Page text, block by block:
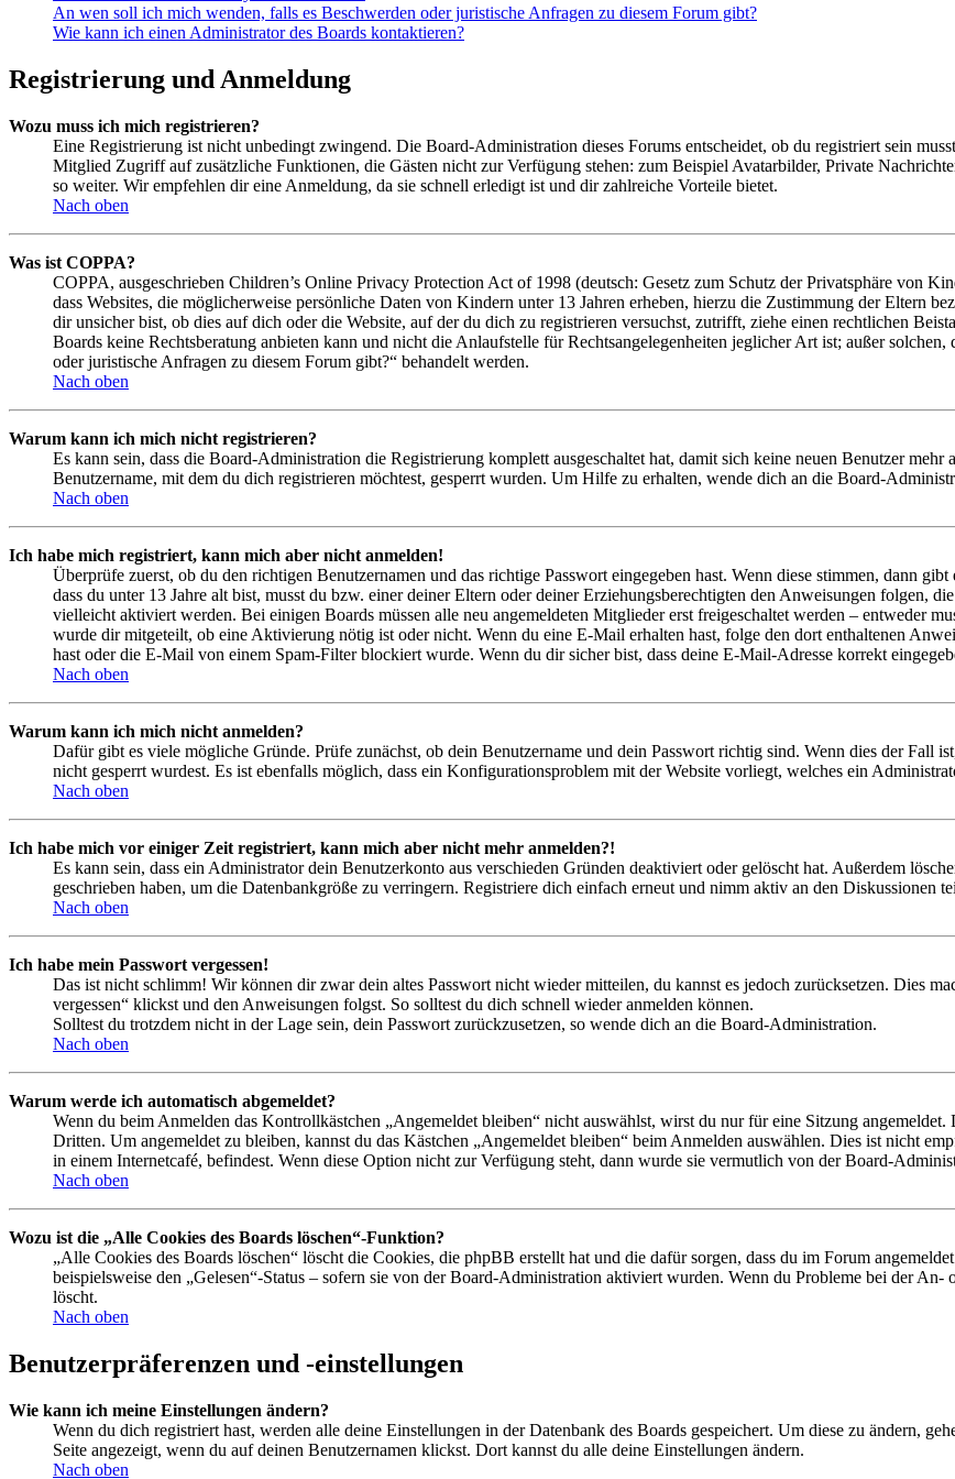
An wen soll ich mich wenden, falls es Beschwerden oder juristische Anfragen zu diesem Forum gibt?
Wie kann ich einen Administrator des Boards kontaktieren?
Registrierung und Anmeldung
Wozu muss ich mich registrieren?
Eine Registrierung ist nicht unbedingt zwingend. Die Board-Administration dieses Forums entscheidet, ob du registriert sein
Mitglied Zugriff auf zusätzliche Funktionen, die Gästen nicht zur Verfügung stehen: zum Beispiel Avatarbilder, Private
so weiter. Wir empfehlen dir eine Anmeldung, da sie schnell erledigt ist und dir zahlreiche Vorteile bietet.
Nach oben
Was ist COPPA?
COPPA, ausgeschrieben Children’s Online Privacy Protection Act of 1998 (deutsch: Gesetz zum Schutz der Privatsphäre von
dass Websites, die möglicherweise persönliche Daten von Kindern unter 13 Jahren erheben, hierzu die Zustimmung der Eltern
dir unsicher bist, ob dies auf dich oder die Website, auf der du dich zu registrieren versuchst, zutrifft, ziehe einen rechtlichen
Boards keine Rechtsberatung anbieten kann und nicht die Anlaufstelle für Rechtsangelegenheiten jeglicher Art ist; außer
oder juristische Anfragen zu diesem Forum gibt?“ behandelt werden.
Nach oben
Warum kann ich mich nicht registrieren?
Es kann sein, dass die Board-Administration die Registrierung komplett ausgeschaltet hat, damit sich keine neuen Benutzer
Benutzername, mit dem du dich registrieren möchtest, gesperrt wurden. Um Hilfe zu erhalten, wende dich an die Board-
Nach oben
Ich habe mich registriert, kann mich aber nicht anmelden!
Überprüfe zuerst, ob du den richtigen Benutzernamen und das richtige Passwort eingegeben hast. Wenn diese stimmen, dann
dass du unter 13 Jahre alt bist, musst du bzw. einer deiner Eltern oder deiner Erziehungsberechtigten den Anweisungen folgen,
vielleicht aktiviert werden. Bei einigen Boards müssen alle neu angemeldeten Mitglieder erst freigeschaltet werden – entweder
wurde dir mitgeteilt, ob eine Aktivierung nötig ist oder nicht. Wenn du eine E-Mail erhalten hast, folge den dort enthaltenen
hast oder die E-Mail von einem Spam-Filter blockiert wurde. Wenn du dir sicher bist, dass deine E-Mail-Adresse korrekt
Nach oben
Warum kann ich mich nicht anmelden?
Dafür gibt es viele mögliche Gründe. Prüfe zunächst, ob dein Benutzername und dein Passwort richtig sind. Wenn dies der Fall
nicht gesperrt wurdest. Es ist ebenfalls möglich, dass ein Konfigurationsproblem mit der Website vorliegt, welches ein
Nach oben
Ich habe mich vor einiger Zeit registriert, kann mich aber nicht mehr anmelden?!
Es kann sein, dass ein Administrator dein Benutzerkonto aus verschieden Gründen deaktiviert oder gelöscht hat. Außerdem
geschrieben haben, um die Datenbankgröße zu verringern. Registriere dich einfach erneut und nimm aktiv an den Diskussionen
Nach oben
Ich habe mein Passwort vergessen!
Das ist nicht schlimm! Wir können dir zwar dein altes Passwort nicht wieder mitteilen, du kannst es jedoch zurücksetzen. Dies
vergessen“ klickst und den Anweisungen folgst. So solltest du dich schnell wieder anmelden können.
Solltest du trotzdem nicht in der Lage sein, dein Passwort zurückzusetzen, so wende dich an die Board-Administration.
Nach oben
Warum werde ich automatisch abgemeldet?
Wenn du beim Anmelden das Kontrollkästchen „Angemeldet bleiben“ nicht auswählst, wirst du nur für eine Sitzung
Dritten. Um angemeldet zu bleiben, kannst du das Kästchen „Angemeldet bleiben“ beim Anmelden auswählen. Dies ist nicht
in einem Internetcafé, befindest. Wenn diese Option nicht zur Verfügung steht, dann wurde sie vermutlich von der Board-
Nach oben
Wozu ist die „Alle Cookies des Boards löschen“-Funktion?
„Alle Cookies des Boards löschen“ löscht die Cookies, die phpBB erstellt hat und die dafür sorgen, dass du im Forum
beispielsweise den „Gelesen“-Status – sofern sie von der Board-Administration aktiviert wurden. Wenn du Probleme bei der
löscht.
Nach oben
Benutzerpräferenzen und -einstellungen
Wie kann ich meine Einstellungen ändern?
Wenn du dich registriert hast, werden alle deine Einstellungen in der Datenbank des Boards gespeichert. Um diese zu ändern,
Seite angezeigt, wenn du auf deinen Benutzernamen klickst. Dort kannst du alle deine Einstellungen ändern.
Nach oben